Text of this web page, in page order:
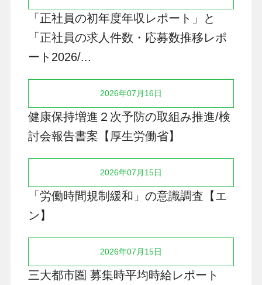
「正社員の初年度年収レポート」と
「正社員の求人件数・応募数推移レポ
ート2026/...
2026年07月16日
健康保持増進２次予防の取組み推進/検
討会報告書案【厚生労働省】
2026年07月15日
「労働時間規制緩和」の意識調査【エ
ン】
2026年07月15日
三大都市圏 募集時平均時給レポート